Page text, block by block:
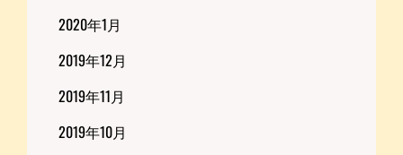
2020年1月
2019年12月
2019年11月
2019年10月